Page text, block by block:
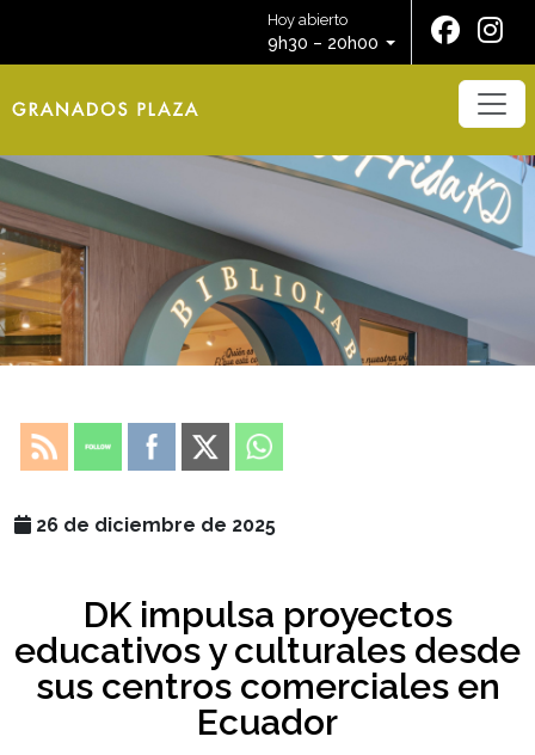
Hoy abierto
9h30 – 20h00
26 de diciembre de 2025
DK impulsa proyectos
educativos y culturales desde
sus centros comerciales en
Ecuador